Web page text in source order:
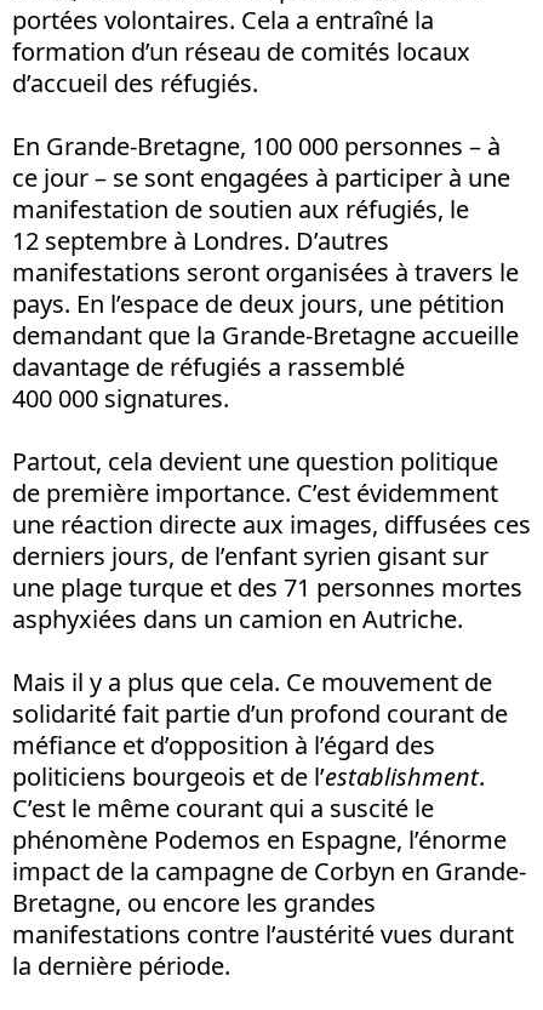
portées volontaires. Cela a entraîné la
formation d’un réseau de comités locaux
d’accueil des réfugiés.
En Grande-Bretagne, 100 000 personnes – à
ce jour – se sont engagées à participer à une
manifestation de soutien aux réfugiés, le
12 septembre à Londres. D’autres
manifestations seront organisées à travers le
pays. En l’espace de deux jours, une pétition
demandant que la Grande-Bretagne accueille
davantage de réfugiés a rassemblé
400 000 signatures.
Partout, cela devient une question politique
de première importance. C’est évidemment
une réaction directe aux images, diffusées ces
derniers jours, de l’enfant syrien gisant sur
une plage turque et des 71 personnes mortes
asphyxiées dans un camion en Autriche.
Mais il y a plus que cela. Ce mouvement de
solidarité fait partie d’un profond courant de
méfiance et d’opposition à l’égard des
politiciens bourgeois et de l’establishment.
C’est le même courant qui a suscité le
phénomène Podemos en Espagne, l’énorme
impact de la campagne de Corbyn en Grande-
Bretagne, ou encore les grandes
manifestations contre l’austérité vues durant
la dernière période.